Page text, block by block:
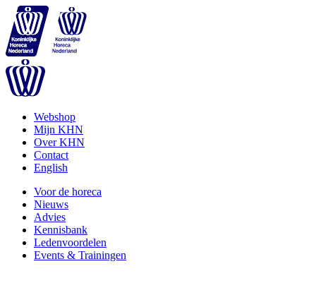
Webshop
Mijn KHN
Over KHN
Contact
English
Voor de horeca
Nieuws
Advies
Kennisbank
Ledenvoordelen
Events & Trainingen